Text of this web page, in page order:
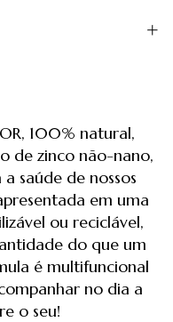
100% natural,
de zinco não-nano,
saúde de nossos
em uma
ou reciclável,
do que um
é multifuncional
no dia a
o seu!